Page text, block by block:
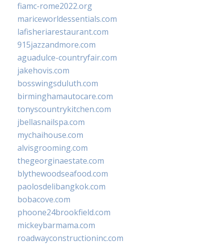
fiamc-rome2022.org
mariceworldessentials.com
lafisheriarestaurant.com
915jazzandmore.com
aguadulce-countryfair.com
jakehovis.com
bosswingsduluth.com
birminghamautocare.com
tonyscountrykitchen.com
jbellasnailspa.com
mychaihouse.com
alvisgrooming.com
thegeorginaestate.com
blythewoodseafood.com
paolosdelibangkok.com
bobacove.com
phoone24brookfield.com
mickeybarmama.com
roadwayconstructioninc.com